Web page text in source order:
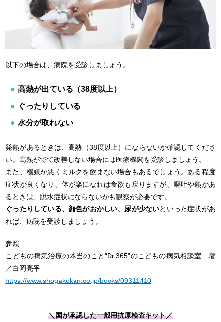
以下の場合は、病院を受診しましょう。
高熱が出ている（38度以上）
ぐったりしている
水分が取れない
発熱があるときは、高熱（38度以上）にならないか確認してくださ
い。高熱がでて改善しない場合には医療機関を受診しましょう。
また、機嫌が悪くミルクを飲まない場合もあるでしょう。ある程度
症状が良くなり、体が楽になれば食欲も戻りますが、嘔吐や熱があ
るときは、脱水症状にならないかも観察が必要です。
ぐったりしている、顔色がおかしい、尿が少ないといった症状があ
れば、病院を受診しましょう。
参照
こどもの病気治療の本当のこと“Dr.365”のこどもの病気相談室 著
／白岡亮平
https://www.shogakukan.co.jp/books/09311410
＼国が承認した一般用抗原検査キット／